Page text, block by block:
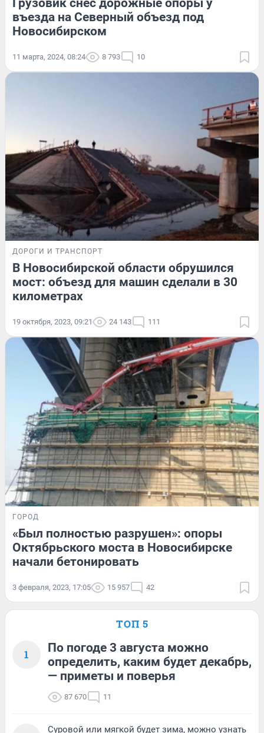
въезда на Северный объезд под
Новосибирском
11 марта, 2024, 08:24 8 793 10
ДОРОГИ И ТРАНСПОРТ
В Новосибирской области обрушился
мост: объезд для машин сделали в 30
километрах
19 октября, 2023, 09:21 24 143 111
ГОРОД
«Был полностью разрушен»: опоры
Октябрьского моста в Новосибирске
начали бетонировать
3 февраля, 2023, 17:05 15 957 42
ТОП 5
1
По погоде 3 августа можно
определить, каким будет декабрь,
— приметы и поверья
87 670 11
Суровой или мягкой будет зима, можно узнать